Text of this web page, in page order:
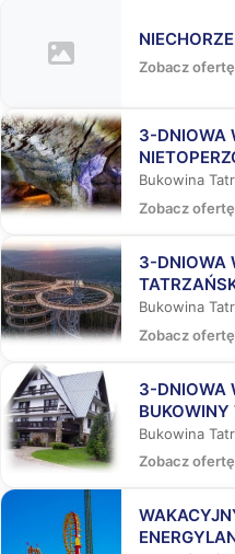
Zobacz ofertę
3-DNIOWA
BUKOWINY TATRZAŃSKIEJ I
Bukowina
Zobacz ofertę
3-DNIOWA
WŚRÓD
Bukowina
Zobacz ofertę
3-DNIOWA
BUKOWINY
Bukowina
Zobacz ofertę